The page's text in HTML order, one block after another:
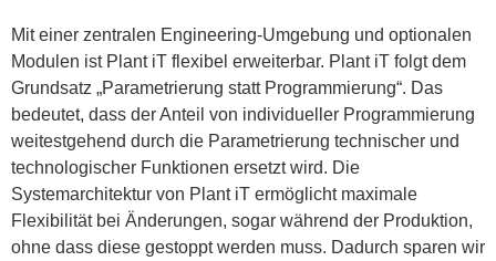
Mit einer zentralen Engineering-Umgebung und optionalen
Modulen ist Plant iT flexibel erweiterbar. Plant iT folgt dem
Grundsatz „Parametrierung statt Programmierung“. Das
bedeutet, dass der Anteil von individueller Programmierung
weitestgehend durch die Parametrierung technischer und
technologischer Funktionen ersetzt wird. Die
Systemarchitektur von Plant iT ermöglicht maximale
Flexibilität bei Änderungen, sogar während der Produktion,
ohne dass diese gestoppt werden muss. Dadurch sparen wir